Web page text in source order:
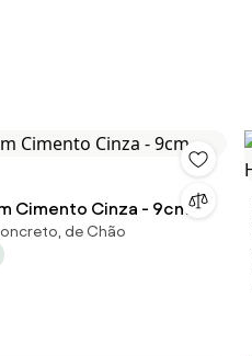
Cimento Cinza - 9cm
de Chão